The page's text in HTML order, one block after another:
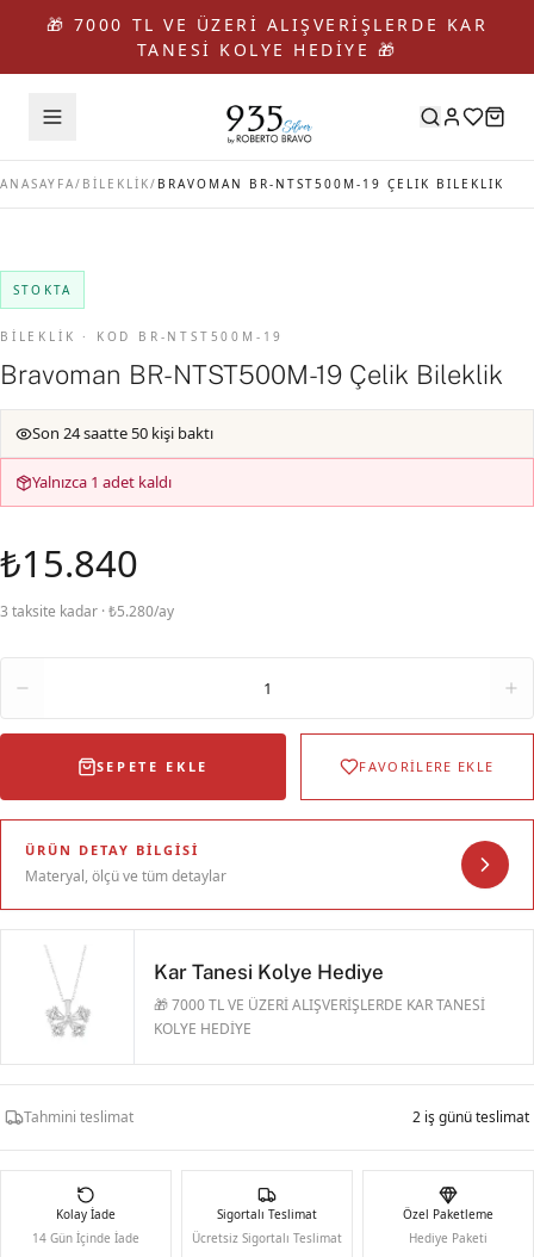
🎁 7000 TL VE ÜZERİ ALIŞVERİŞLERDE KAR
TANESİ KOLYE HEDİYE 🎁
ANASAYFA/ BİLEKLİK/ BRAVOMAN BR-NTST500M-19 ÇELIK BILEKLIK
STOKTA
BİLEKLİK · KOD BR-NTST500M-19
Bravoman BR-NTST500M-19 Çelik Bileklik
Son 24 saatte 50 kişi baktı
Yalnızca 1 adet kaldı
₺15.840
3 taksite kadar · ₺5.280/ay
1
SEPETE EKLE FAVORİLERE EKLE
ÜRÜN DETAY BILGISI
Materyal, ölçü ve tüm detaylar
Kar Tanesi Kolye Hediye
🎁 7000 TL VE ÜZERİ ALIŞVERİŞLERDE KAR TANESİ
KOLYE HEDİYE
Tahmini teslimat 2 iş günü teslimat
Kolay İade
14 Gün İçinde İade
Sigortalı Teslimat
Ücretsiz Sigortalı Teslimat
Özel Paketleme
Hediye Paketi